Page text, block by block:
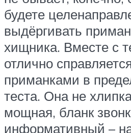
будете
выдёргивать
хищника. Вместе с
отлично
приманками в
теста. Она не
мощная, бланк
информативный –